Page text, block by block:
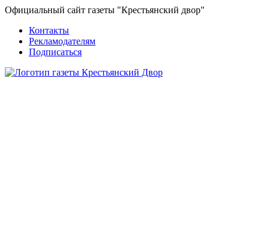
Официальный сайт газеты "Крестьянский двор"
Контакты
Рекламодателям
Подписаться